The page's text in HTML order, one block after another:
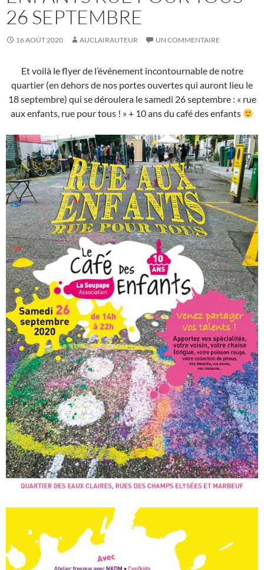
26 SEPTEMBRE
16 AOÛT 2020 AUCLAIRAUTEUR UN COMMENTAIRE
Et voilà le flyer de l’événement incontournable de notre
quartier (en dehors de nos portes ouvertes qui auront lieu le
18 septembre) qui se déroulera le samedi 26 septembre : « rue
aux enfants, rue pour tous ! » + 10 ans du café des enfants